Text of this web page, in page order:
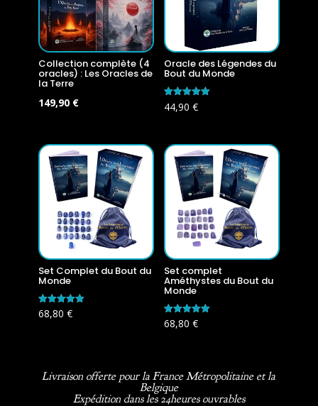
Collection complète (4
oracles) : Les Oracles de
la Terre
Le
était :
179,60 €.
149,90 €Le
est :
149,90 €.
Oracle des Légendes du
Bout du Monde
Note
5.00
44,90 €
Set Complet du Bout du
Monde
Note
5.00
68,80 €
Set complet
Améthystes du Bout du
Monde
Note
5.00
68,80 €
Livraison offerte pour la France Métropolitaine et la
Belgique
Expédition dans les 24heures ouvrables